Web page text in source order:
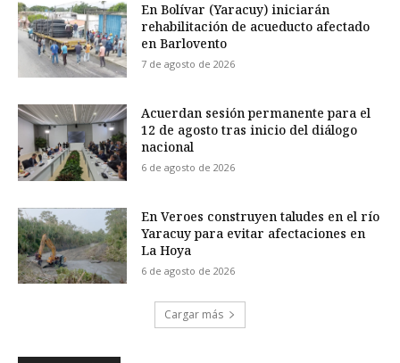
En Bolívar (Yaracuy) iniciarán
rehabilitación de acueducto afectado
en Barlovento
7 de agosto de 2026
Acuerdan sesión permanente para el
12 de agosto tras inicio del diálogo
nacional
6 de agosto de 2026
En Veroes construyen taludes en el río
Yaracuy para evitar afectaciones en
La Hoya
6 de agosto de 2026
Cargar más